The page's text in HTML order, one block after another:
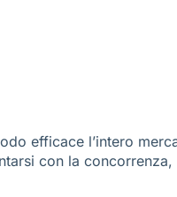
efficace l’intero
con la